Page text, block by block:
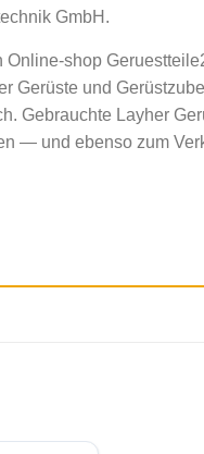
GmbH.
Online-shop
Gerüste und
Gebrauchte Layher
— und ebenso zum